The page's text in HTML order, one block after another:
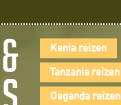
Kenia reizen
Tanzania reizen
Oeganda reizen